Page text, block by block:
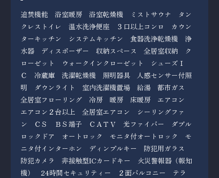
追焚機能 浴室暖房 浴室乾燥機 ミストサウナ タン
クレストイレ 温水洗浄便座 ３口以上コンロ カウン
ターキッチン システムキッチン 食器洗浄乾燥機 浄
水器 ディスポーザー 収納スペース 全居室収納 ク
ローゼット ウォークインクローゼット シューズＩ
Ｃ 冷蔵庫 洗濯乾燥機 照明器具 人感センサー付照
明 ダウンライト 室内洗濯機置場 給湯 都市ガス
全居室フローリング 冷房 暖房 床暖房 エアコン
エアコン２台以上 全居室エアコン シーリングファ
ン ＣＳ ＢＳ端子 ＣＡＴＶ 光ファイバー ダブル
ロックドア オートロック モニタ付オートロック モ
ニタ付インターホン ディンプルキー 防犯用ガラス
防犯カメラ 非接触型ICカードキー 火災警報器（報知
機） 24時間セキュリティー ２面バルコニー テラ